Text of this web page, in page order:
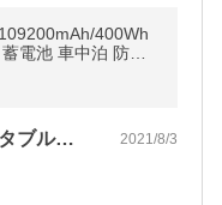
400Wh
電池 車中泊 防災
風 停電 車載 非常
ミニ冷蔵庫から、使える、ポータブル電源 2021/8/3